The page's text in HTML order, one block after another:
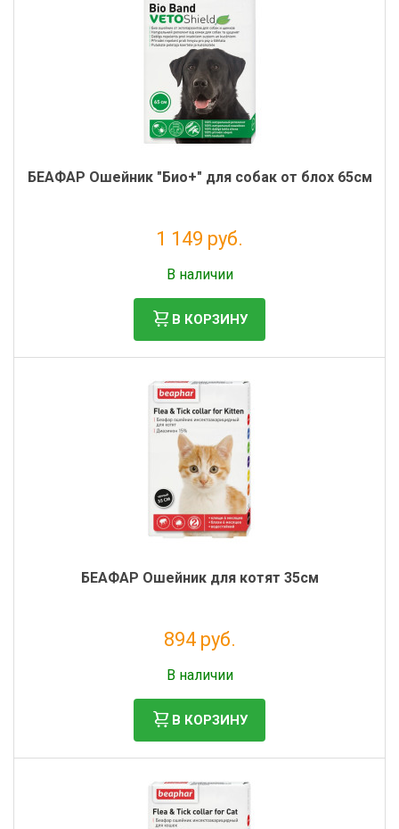
БЕАФАР Ошейник "Био+" для собак от блох 65см
1 149 руб.
В наличии
В КОРЗИНУ
БЕАФАР Ошейник для котят 35см
894 руб.
В наличии
В КОРЗИНУ